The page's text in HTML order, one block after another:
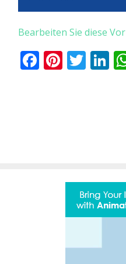
Bearbeiten Sie diese
Facebook